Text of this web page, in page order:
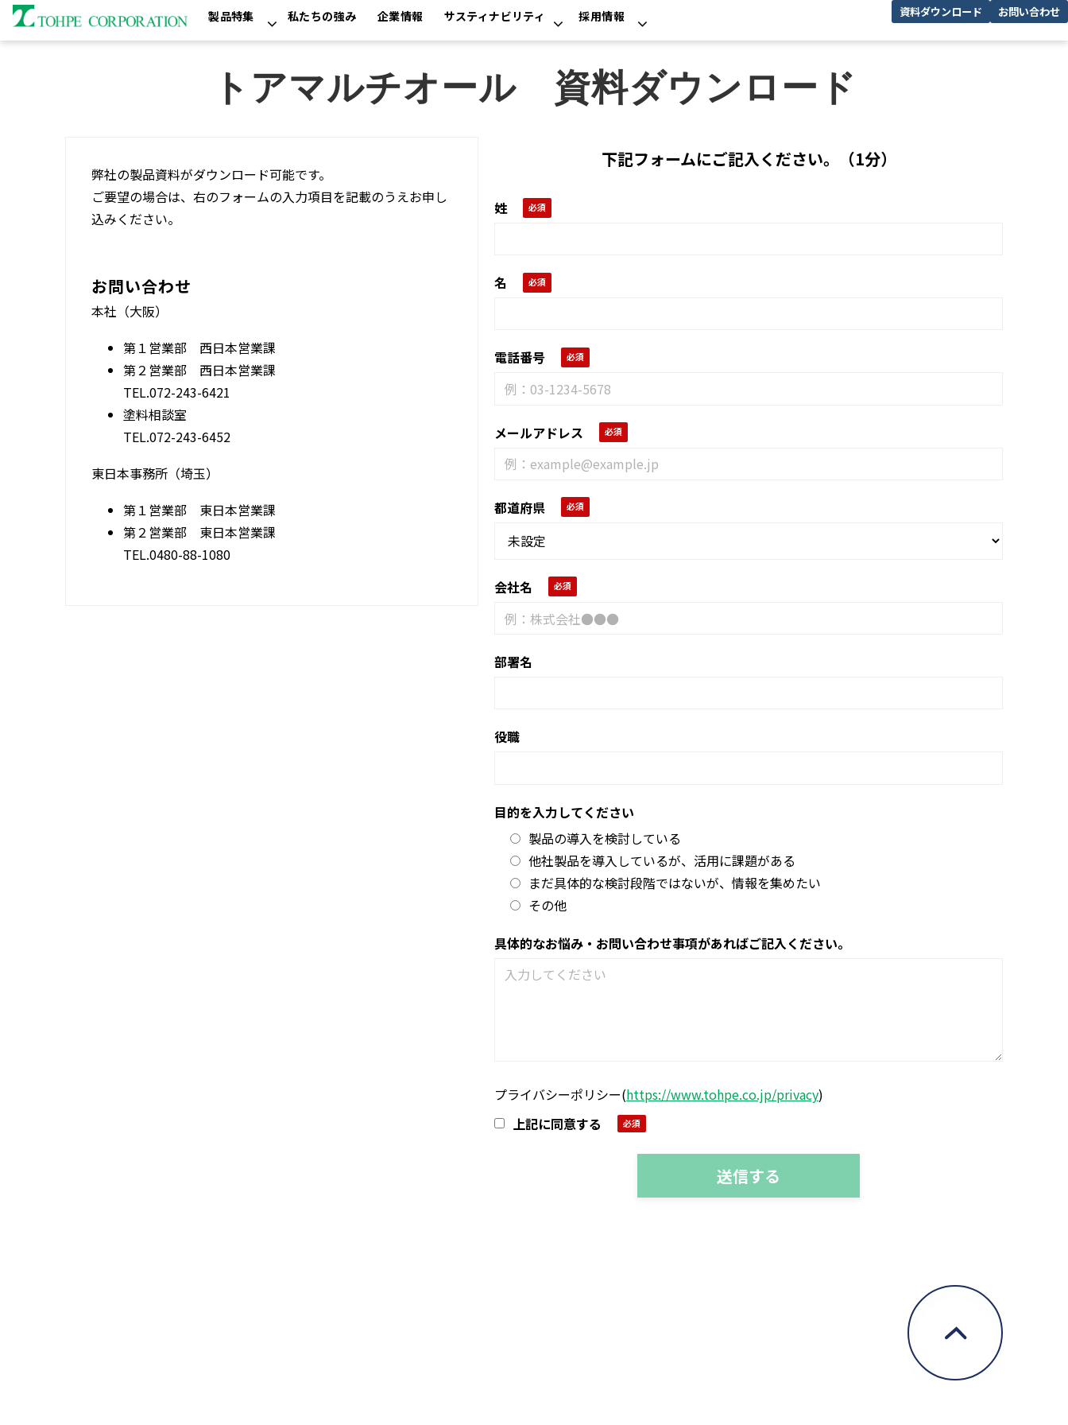
製品特集 私たちの強み 企業情報 サスティナビリティ 採用情報 資料ダウンロード お問い合わせ
トアマルチオール　資料ダウンロード
弊社の製品資料がダウンロード可能です。
ご要望の場合は、右のフォームの入力項目を記載のうえお申し
込みください。
お問い合わせ
本社（大阪）
第１営業部 西日本営業課
第２営業部 西日本営業課
TEL.072-243-6421
塗料相談室
TEL.072-243-6452
東日本事務所（埼玉）
第１営業部 東日本営業課
第２営業部 東日本営業課
TEL.0480-88-1080
下記フォームにご記入ください。（1分）
姓
名
電話番号
メールアドレス
都道府県
会社名
部署名
役職
目的を入力してください
製品の導入を検討している
他社製品を導入しているが、活用に課題がある
まだ具体的な検討段階ではないが、情報を集めたい
その他
具体的なお悩み・お問い合わせ事項があればご記入ください。
プライバシーポリシー(https://www.tohpe.co.jp/privacy)
上記に同意する